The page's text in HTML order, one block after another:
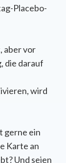
Placebo-
aber vor
die darauf
wird
gerne ein
Karte an
Und seien